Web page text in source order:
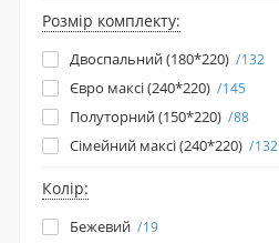
Розмір комплекту:
Двоспальний (180*220) 132
Євро максі (240*220) 145
Полуторний (150*220) 88
Сімейний максі (240*220) 132
Колір:
Бежевий 19